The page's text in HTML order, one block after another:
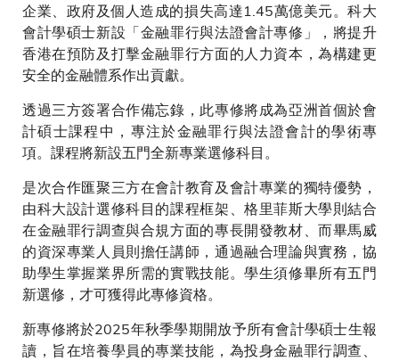
企業、政府及個人造成的損失高達1.45萬億美元。科大
會計學碩士新設「金融罪行與法證會計專修」，將提升
香港在預防及打擊金融罪行方面的人力資本，為構建更
安全的金融體系作出貢獻。
透過三方簽署合作備忘錄，此專修將成為亞洲首個於會
計碩士課程中，專注於金融罪行與法證會計的學術專
項。課程將新設五門全新專業選修科目。
是次合作匯聚三方在會計教育及會計專業的獨特優勢，
由科大設計選修科目的課程框架、格里菲斯大學則結合
在金融罪行調查與合規方面的專長開發教材、而畢馬威
的資深專業人員則擔任講師，通過融合理論與實務，協
助學生掌握業界所需的實戰技能。學生須修畢所有五門
新選修，才可獲得此專修資格。
新專修將於2025年秋季學期開放予所有會計學碩士生報
讀，旨在培養學員的專業技能，為投身金融罪行調查、